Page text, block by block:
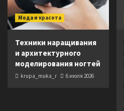
Мода и красота
Техники наращивания
и архитектурного
моделирования ногтей
krupa_muka_r 6 июля 2026